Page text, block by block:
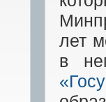
лет
в